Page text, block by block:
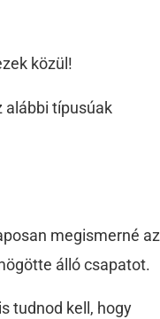
közül!
alábbi típusúak
megismerné az
álló csapatot.
tudnod kell, hogy